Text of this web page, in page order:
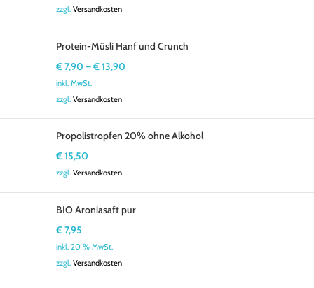
zzgl. Versandkosten
Protein-Müsli Hanf und Crunch
€7,90 –€13,90
inkl. MwSt.
zzgl. Versandkosten
Propolistropfen 20% ohne Alkohol
€15,50
zzgl. Versandkosten
BIO Aroniasaft pur
€7,95
inkl. 20 % MwSt.
zzgl. Versandkosten